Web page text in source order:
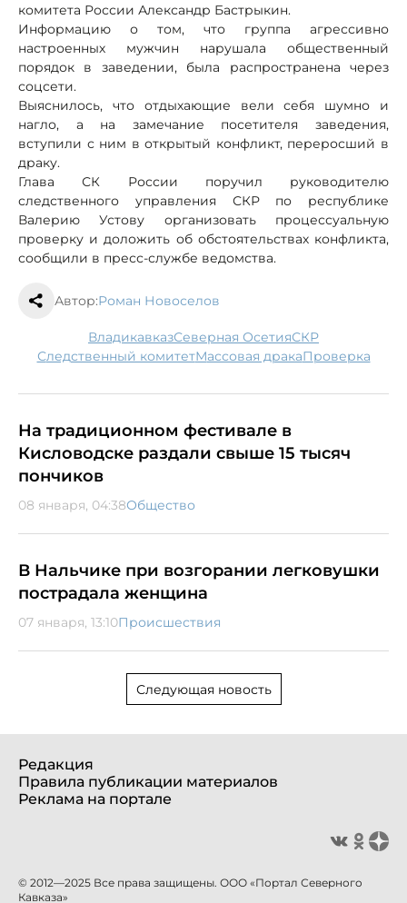
комитета России Александр Бастрыкин.
Информацию о том, что группа агрессивно
настроенных мужчин нарушала общественный
порядок в заведении, была распространена через
соцсети.
Выяснилось, что отдыхающие вели себя шумно и
нагло, а на замечание посетителя заведения,
вступили с ним в открытый конфликт, переросший в
драку.
Глава СК России поручил руководителю
следственного управления СКР по республике
Валерию Устову организовать процессуальную
проверку и доложить об обстоятельствах конфликта,
сообщили в пресс-службе ведомства.
Автор:Роман Новоселов
Владикавказ Северная Осетия
СКР
следственный комитет
массовая драка проверка
На традиционном фестивале в
Кисловодске раздали свыше 15 тысяч
пончиков
08 января, 04:38Общество
В Нальчике при возгорании легковушки
пострадала женщина
07 января, 13:10Происшествия
Следующая новость
Редакция
Правила публикации материалов
Реклама на портале
© 2012—2025 Все права защищены. ООО «Портал Северного
Кавказа»